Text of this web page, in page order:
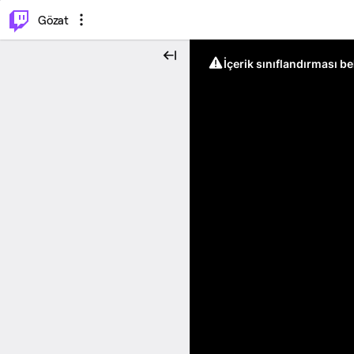
Gözat
İçerik sınıflandırması